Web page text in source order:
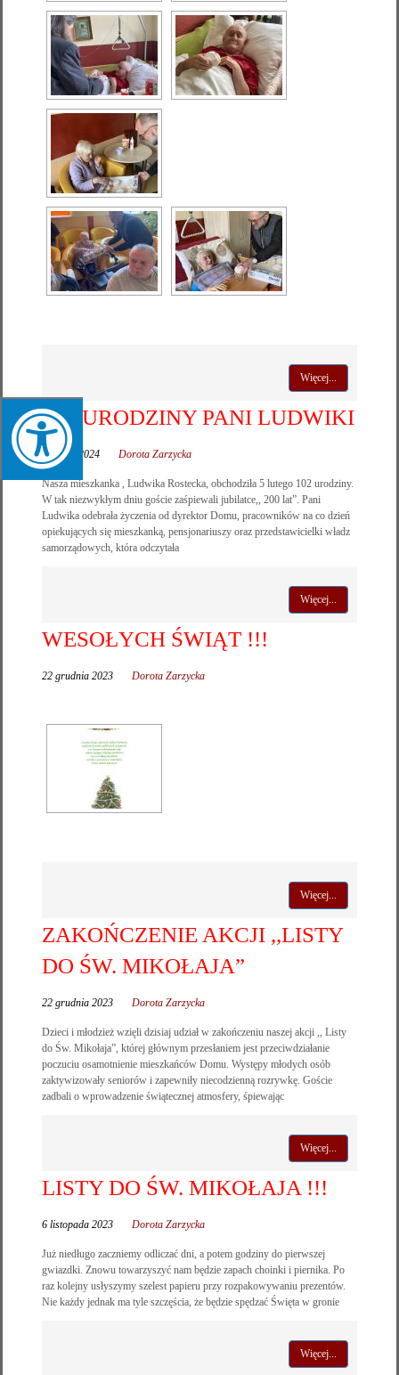
Więcej...
102 URODZINY PANI LUDWIKI
7 lutego 2024 Dorota Zarzycka
Nasza mieszkanka , Ludwika Rostecka, obchodziła 5 lutego 102 urodziny.
W tak niezwykłym dniu goście zaśpiewali jubilatce,, 200 lat”. Pani
Ludwika odebrała życzenia od dyrektor Domu, pracowników na co dzień
opiekujących się mieszkanką, pensjonariuszy oraz przedstawicielki władz
samorządowych, która odczytała
Więcej...
WESOŁYCH ŚWIĄT !!!
22 grudnia 2023 Dorota Zarzycka
Więcej...
ZAKOŃCZENIE AKCJI ,,LISTY
DO ŚW. MIKOŁAJA”
22 grudnia 2023 Dorota Zarzycka
Dzieci i młodzież wzięli dzisiaj udział w zakończeniu naszej akcji ,, Listy
do Św. Mikołaja”, której głównym przesłaniem jest przeciwdziałanie
poczuciu osamotnienie mieszkańców Domu. Występy młodych osób
zaktywizowały seniorów i zapewniły niecodzienną rozrywkę. Goście
zadbali o wprowadzenie świątecznej atmosfery, śpiewając
Więcej...
LISTY DO ŚW. MIKOŁAJA !!!
6 listopada 2023 Dorota Zarzycka
Już niedługo zaczniemy odliczać dni, a potem godziny do pierwszej
gwiazdki. Znowu towarzyszyć nam będzie zapach choinki i piernika. Po
raz kolejny usłyszymy szelest papieru przy rozpakowywaniu prezentów.
Nie każdy jednak ma tyle szczęścia, że będzie spędzać Święta w gronie
Więcej...